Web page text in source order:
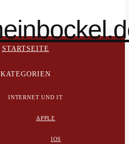
STARTSEITE
KATEGORIEN
INTERNET UND IT
APPLE
IOS